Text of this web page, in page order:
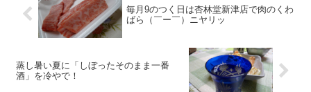
毎月9のつく日は杏林堂新津店で肉のくわ
ばら（￣ー￣）ニヤリッ
蒸し暑い夏に「しぼったそのまま一番
酒」を冷やで！